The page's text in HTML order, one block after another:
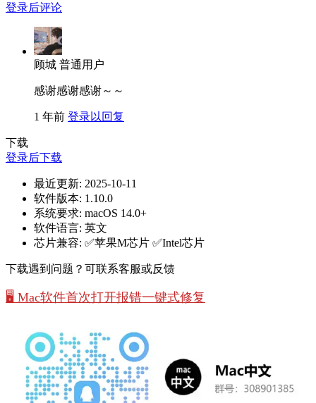
登录后评论
顾城 普通用户
感谢感谢感谢～～
1 年前 登录以回复
下载
登录后下载
最近更新: 2025-10-11
软件版本: 1.10.0
系统要求: macOS 14.0+
软件语言: 英文
芯片兼容: ✅苹果M芯片 ✅Intel芯片
下载遇到问题？可联系客服或反馈
🖥️ Mac软件首次打开报错一键式修复